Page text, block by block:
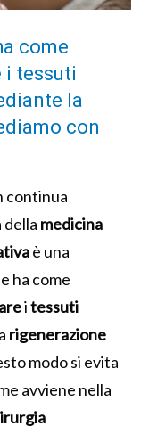
come
i tessuti
la
con
continua
della medicina
è una
ha come
itessuti
rigenerazione
modo si evita
avviene nella